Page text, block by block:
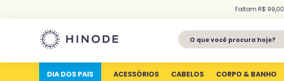
Faltam R$ 99,00
O que você procura hoje?
DIA DOS PAIS ACESSÓRIOS CABELOS CORPO & BANHO
1º
perfumes
3º